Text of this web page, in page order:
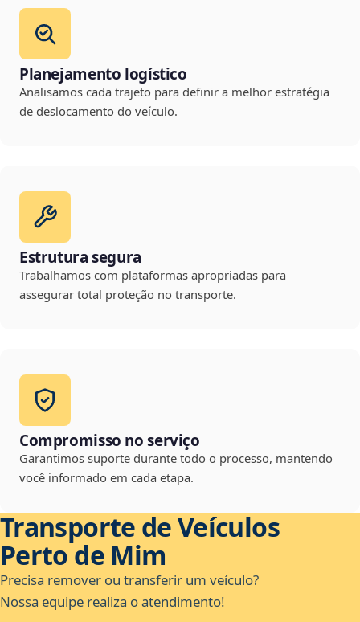
Planejamento logístico
Analisamos cada trajeto para definir a melhor estratégia
de deslocamento do veículo.
Estrutura segura
Trabalhamos com plataformas apropriadas para
assegurar total proteção no transporte.
Compromisso no serviço
Garantimos suporte durante todo o processo, mantendo
você informado em cada etapa.
Transporte de Veículos
Perto de Mim
Precisa remover ou transferir um veículo?
Nossa equipe realiza o atendimento!